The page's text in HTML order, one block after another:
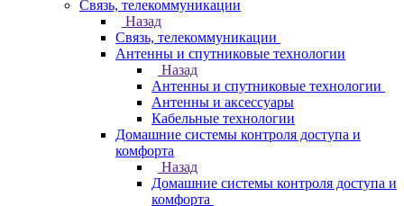
Связь, телекоммуникации
Назад
Связь, телекоммуникации
Антенны и спутниковые технологии
Назад
Антенны и спутниковые технологии
Антенны и аксессуары
Кабельные технологии
Домашние системы контроля доступа и
комфорта
Назад
Домашние системы контроля доступа и
комфорта